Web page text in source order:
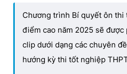
Chương trình Bí quyết ôn thi
điểm cao năm 2025 sẽ
clip dưới dạng các chuyên
hướng kỳ thi tốt nghiệp